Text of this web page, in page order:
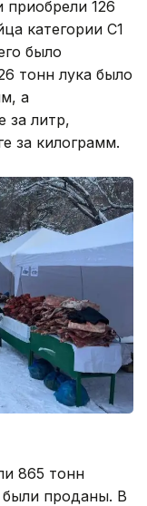
126
категории С1
было
тонн лука было
а
за литр,
за килограмм.
865 тонн
проданы. В